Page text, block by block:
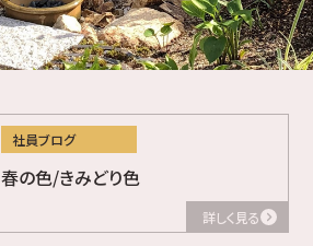
社員ブログ
春の色/きみどり色
詳しく見る